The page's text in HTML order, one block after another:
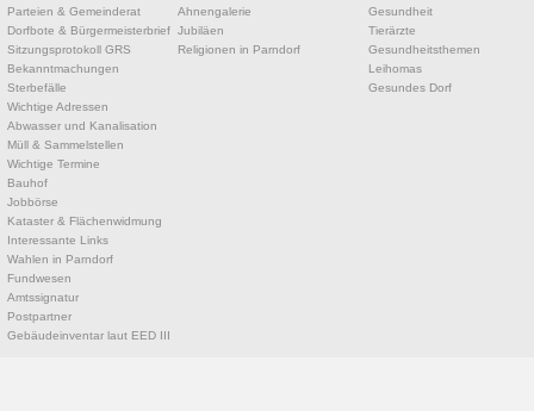
Parteien & Gemeinderat
Dorfbote & Bürgermeisterbrief
Sitzungsprotokoll GRS
Bekanntmachungen
Sterbefälle
Wichtige Adressen
Abwasser und Kanalisation
Müll & Sammelstellen
Wichtige Termine
Bauhof
Jobbörse
Kataster & Flächenwidmung
Interessante Links
Wahlen in Parndorf
Fundwesen
Amtssignatur
Postpartner
Gebäudeinventar laut EED III
Ahnengalerie
Jubiläen
Religionen in Parndorf
Gesundheit
Tierärzte
Gesundheitsthemen
Leihomas
Gesundes Dorf